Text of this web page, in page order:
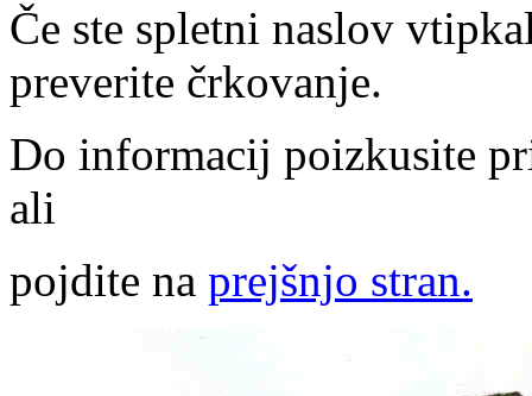
Če ste spletni naslov
preverite črkovanje.
Do informacij poizkusite
ali
pojdite na prejšnjo stran.